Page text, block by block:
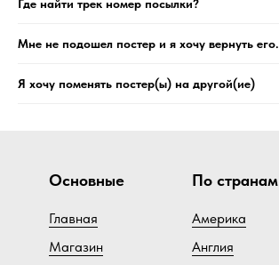
Где найти трек номер посылки?
Мне не подошел постер и я хочу вернуть его.
Я хочу поменять постер(ы) на другой(ие)
Основные
Главная
Магазин
По странам
Америка
Англия